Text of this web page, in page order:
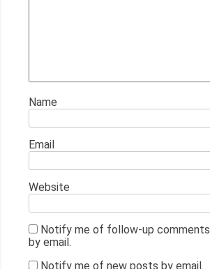
Name
Email
Website
Notify me of follow-up comments
by email.
Notify me of new posts by email.